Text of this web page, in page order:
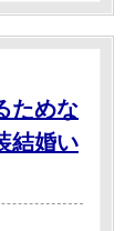
ためな
結婚い